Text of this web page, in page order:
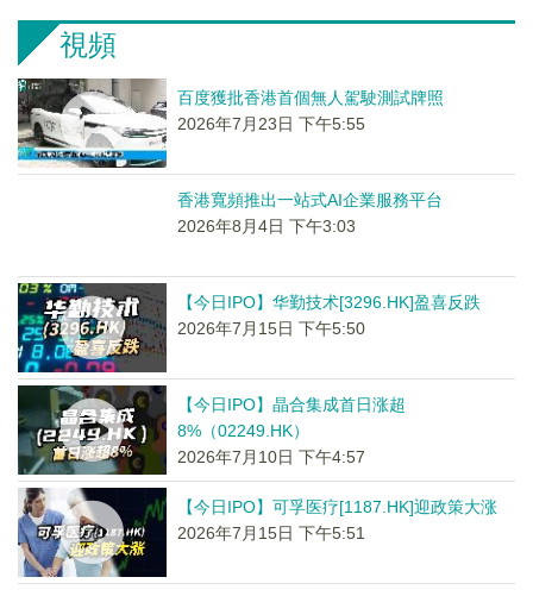
視頻
百度獲批香港首個無人駕駛測試牌照
2026年7月23日 下午5:55
香港寬頻推出一站式AI企業服務平台
2026年8月4日 下午3:03
【今日IPO】华勤技术[3296.HK]盈喜反跌
2026年7月15日 下午5:50
【今日IPO】晶合集成首日涨超
8%（02249.HK）
2026年7月10日 下午4:57
【今日IPO】可孚医疗[1187.HK]迎政策大涨
2026年7月15日 下午5:51